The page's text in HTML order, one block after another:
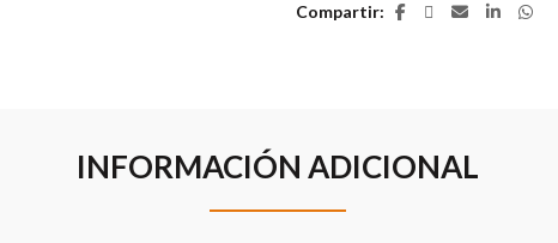
Compartir
INFORMACIÓN ADICIONAL